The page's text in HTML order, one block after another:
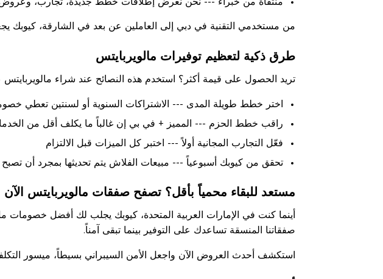
منتقاة من خبراء --- نحن نعرض إطلاقات خطط جديدة، تجارب،
من مستخدمي التقنية في دبي إلى العاملين عن بعد في الشارقة، كيوبك
طرق ذكية لتعظيم توفيرات مالويربايتس
تريد الحصول على قيمة أكثر؟ استخدم هذه النصائح عند شراء مالويربايتس
اختر خطط طويلة المدى --- الاشتراكات السنوية أو لسنتين تعطي
راقب خطط الحزم --- المميز + في بي إن غالباً ما يكلف أقل من
فعّل التجارب المجانية أولاً --- اختبر كل الميزات قبل الالتزام
تحقق من كيوبك أسبوعياً --- مبيعات الفلاش يتم تحديثها بمجرد أن
مستعد للبقاء محمياً بأقل؟ تصفح صفقات مالويربايتس الآن
أينما كنت في الإمارات العربية المتحدة، كيوبك يجلب لك أفضل خصومات
صفقاتنا المنسقة تساعدك على التوفير بينما تبقى آمناً.
استكشف أحدث العروض الآن واجعل الأمن السيبراني بسيطاً، ميسور